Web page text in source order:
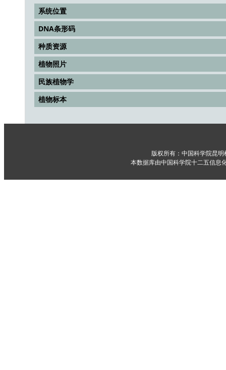
系统位置
DNA条形码
种质资源
植物照片
民族植物学
植物标本
版权所有：中国科学院昆
本数据库由中国科学院十二五信息